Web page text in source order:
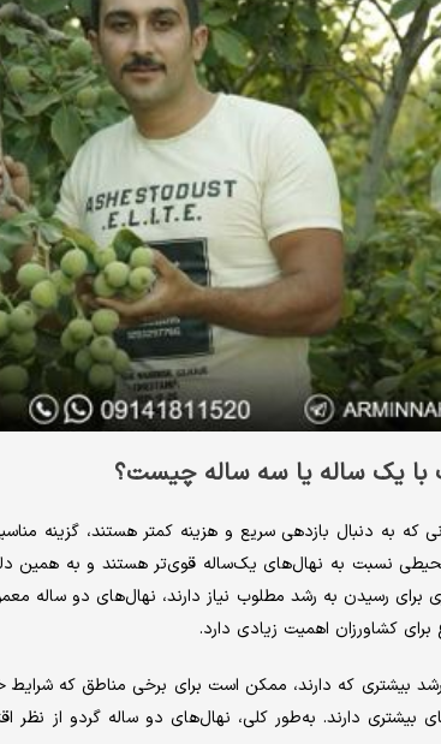
با یک ‌ساله یا سه ‌ساله چیست؟
که به دنبال بازدهی سریع و هزینه کمتر هستند، گزینه
نسبت به نهال‌های یک‌ساله قوی‌تر هستند و به همین
کشاورزان اهمیت زیادی دارد.
بیشتری که دارند، ممکن است برای برخی مناطق که شرایط
بیشتری دارند. به‌طور کلی، نهال‌های دو ساله گردو از